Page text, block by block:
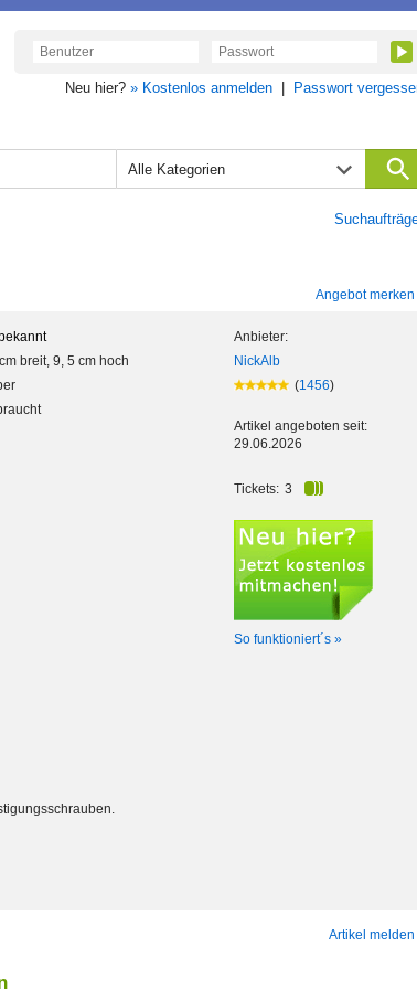
Neu hier? » Kostenlos anmelden Passwort
Alle Kategorien
Angebot merken
breit, 9, 5 cm hoch
Anbieter:
NickAlb
(1456)
Artikel angeboten seit:
29.06.2026
Tickets: 3
So funktioniert´s »
Artikel melden